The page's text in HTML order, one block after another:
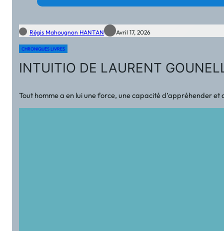
Régis Mahougnon HANTAN Avril 17, 2026
CHRONIQUES LIVRES
INTUITIO DE LAURENT
Tout homme a en lui une force, une capacité d’appréhender et